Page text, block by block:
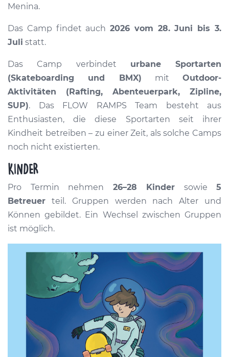
Menina.
Das Camp findet auch2026 vom 28. Juni bis 3.
Juli statt.
Das Camp verbindet urbane Sportarten
(Skateboarding und BMX) mit Outdoor-
Aktivitäten (Rafting, Abenteuerpark, Zipline,
SUP). Das FLOW RAMPS Team besteht aus
Enthusiasten, die diese Sportarten seit ihrer
Kindheit betreiben – zu einer Zeit, als solche Camps
noch nicht existierten.
KINDER
Pro Termin nehmen 26–28 Kinder sowie 5
Betreuer teil. Gruppen werden nach Alter und
Können gebildet. Ein Wechsel zwischen Gruppen
ist möglich.